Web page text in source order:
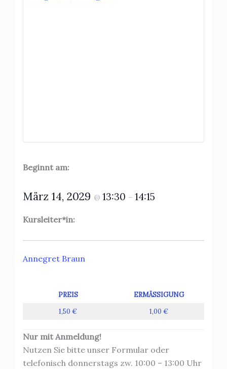
Beginnt am:
März 14, 2029 @ 13:30 – 14:15
Kursleiter*in:
Annegret Braun
PREIS
ERMÄSSIGUNG
1,50 €
1,00 €
Nur mit Anmeldung!
Nutzen Sie bitte unser Formular oder
telefonisch donnerstags zw. 10:00 – 13:00 Uhr